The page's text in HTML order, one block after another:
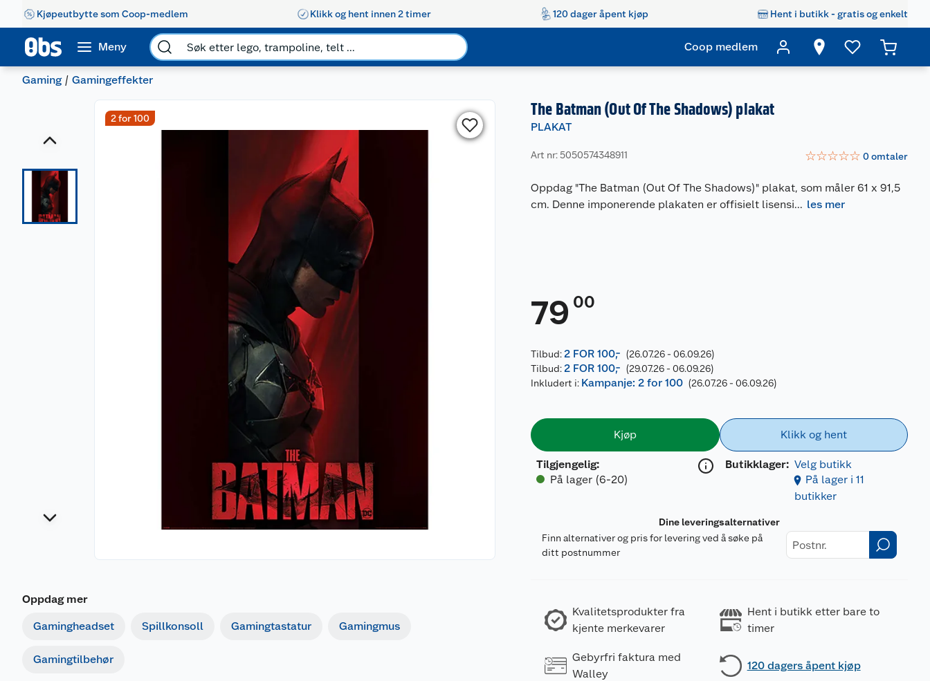
Kjøpeutbytte som Coop-medlem Klikk og hent innen 2 timer 120 dager åpent kjøp Hent i butikk - gratis og enkelt
Meny Coop medlem
Gaming Gamingeffekter
2 for 100
Oppdag mer
Gamingheadset Spillkonsoll Gamingtastatur Gamingmus
Gamingtilbehør
The Batman (Out Of The Shadows) plakat
PLAKAT
Art nr: 5050574348911 ☆☆☆☆☆ 0omtaler
Oppdag "The Batman (Out Of The Shadows)" plakat, som måler 61 x 91,5
cm. Denne imponerende plakaten er offisielt lisensi... les mer
79 00
Tilbud:2 FOR 100,- (26.07.26 - 06.09.26)
Tilbud:2 FOR 100,- (29.07.26 - 06.09.26)
Inkludert i: Kampanje: 2 for 100 (26.07.26 - 06.09.26)
Kjøp
Tilgjengelig:
På lager (6-20)
Klikk og hent
Butikklager: Velg butikk
På lager i 11
butikker
Dine leveringsalternativer
Finn alternativer og pris for levering ved å søke på
ditt postnummer
Kvalitetsprodukter fra
kjente merkevarer
Hent i butikk etter bare to
timer
Gebyrfri faktura med
Walley
120 dagers åpent kjøp